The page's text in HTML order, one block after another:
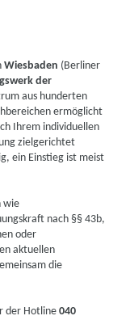
Wiesbaden (Berliner
der
aus hunderten
ermöglicht
Ihrem individuellen
zielgerichtet
ein Einstieg ist meist
wie
nach §§ 43b,
oder
aktuellen
die
der Hotline040